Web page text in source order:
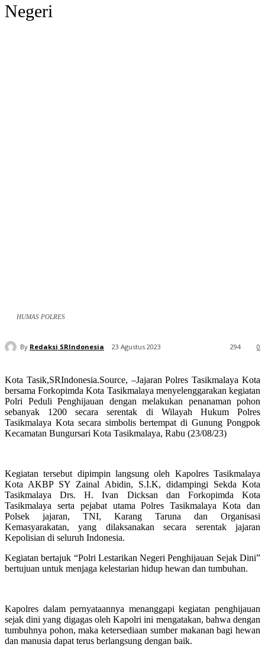
Negeri
HUMAS POLRES
By Redaksi SRIndonesia 23 Agustus 2023 0
294
Kota Tasik,SRIndonesia.Source, –Jajaran Polres Tasikmalaya Kota
bersama Forkopimda Kota Tasikmalaya menyelenggarakan kegiatan
Polri Peduli Penghijauan dengan melakukan penanaman pohon
sebanyak 1200 secara serentak di Wilayah Hukum Polres
Tasikmalaya Kota secara simbolis bertempat di Gunung Pongpok
Kecamatan Bungursari Kota Tasikmalaya, Rabu (23/08/23)
Kegiatan tersebut dipimpin langsung oleh Kapolres Tasikmalaya
Kota AKBP SY Zainal Abidin, S.I.K, didampingi Sekda Kota
Tasikmalaya Drs. H. Ivan Dicksan dan Forkopimda Kota
Tasikmalaya serta pejabat utama Polres Tasikmalaya Kota dan
Polsek jajaran, TNI, Karang Taruna dan Organisasi
Kemasyarakatan, yang dilaksanakan secara serentak jajaran
Kepolisian di seluruh Indonesia.
Kegiatan bertajuk “Polri Lestarikan Negeri Penghijauan Sejak Dini”
bertujuan untuk menjaga kelestarian hidup hewan dan tumbuhan.
Kapolres dalam pernyataannya menanggapi kegiatan penghijauan
sejak dini yang digagas oleh Kapolri ini mengatakan, bahwa dengan
tumbuhnya pohon, maka ketersediaan sumber makanan bagi hewan
dan manusia dapat terus berlangsung dengan baik.